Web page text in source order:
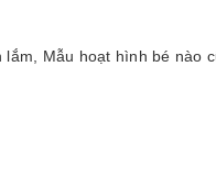
Mẫu hoạt hình bé nào